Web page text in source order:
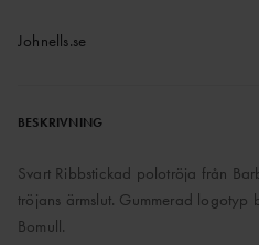
Johnells.se
BESKRIVNING
Svart Ribbstickad polotröja från
tröjans ärmslut. Gummerad
Bomull.